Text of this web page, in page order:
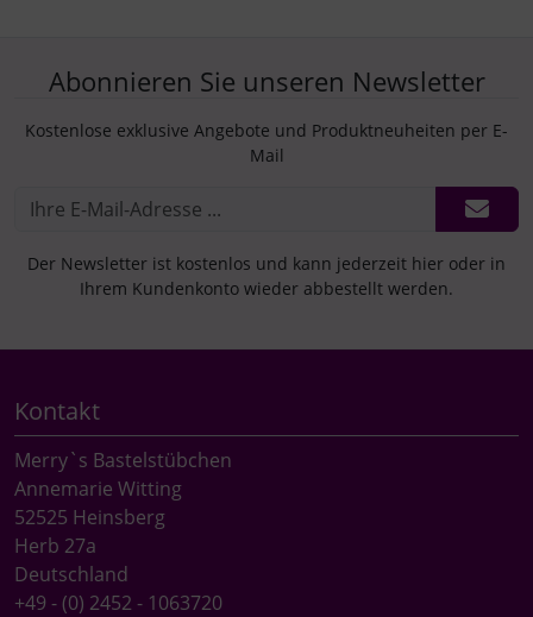
Abonnieren Sie unseren Newsletter
Kostenlose exklusive Angebote und Produktneuheiten per E-
Mail
Der Newsletter ist kostenlos und kann jederzeit hier oder in
Ihrem Kundenkonto wieder abbestellt werden.
Kontakt
Merry`s Bastelstübchen
Annemarie Witting
52525 Heinsberg
Herb 27a
Deutschland
+49 - (0) 2452 - 1063720